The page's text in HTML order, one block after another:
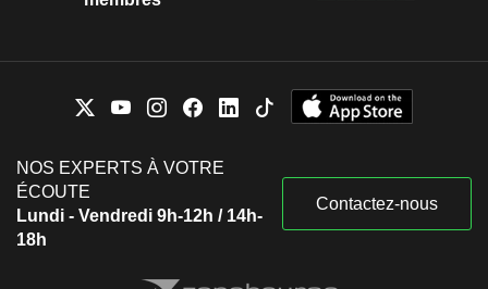
NOS EXPERTS À VOTRE
ÉCOUTE
Lundi - Vendredi 9h-12h / 14h-
18h
Contactez-nous